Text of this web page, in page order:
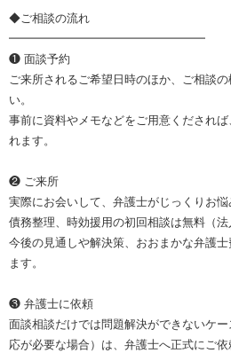
◆ご相談の流れ
━━━━━━━━━━━━━━━━━
❶ 面談予約
ご来所されるご希望日時のほか、ご相談
い。
事前に資料やメモなどをご用意くだされ
れます。
❷ ご来所
実際にお会いして、弁護士がじっくりお悩
債務整理、時効援用の初回相談は無料（法
今後の見通しや解決策、おおまかな弁護
ます。
❸ 弁護士に依頼
面談相談だけでは問題解決ができないケ
応が必要な場合）は、弁護士へ正式にご